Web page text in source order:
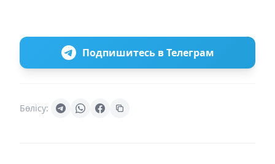
Подпишитесь в Телеграм
Бөлісу: